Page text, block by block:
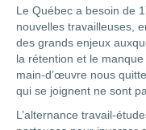
Le Québec a besoin de
nouvelles travailleuses,
des grands enjeux
la rétention et le
main-d’œuvre nous
qui se joignent ne sont
L’alternance travail-